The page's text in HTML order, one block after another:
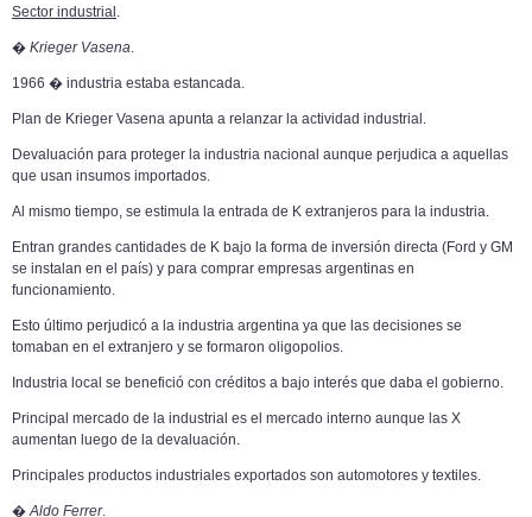
Sector industrial .
� Krieger Vasena.
1966 � industria estaba estancada.
Plan de Krieger Vasena apunta a relanzar la actividad industrial.
Devaluación para proteger la industria nacional aunque perjudica a aquellas
que usan insumos importados.
Al mismo tiempo, se estimula la entrada de K extranjeros para la industria.
Entran grandes cantidades de K bajo la forma de inversión directa (Ford y GM
se instalan en el país) y para comprar empresas argentinas en
funcionamiento.
Esto último perjudicó a la industria argentina ya que las decisiones se
tomaban en el extranjero y se formaron oligopolios.
Industria local se benefició con créditos a bajo interés que daba el gobierno.
Principal mercado de la industrial es el mercado interno aunque las X
aumentan luego de la devaluación.
Principales productos industriales exportados son automotores y textiles.
�Aldo Ferrer.